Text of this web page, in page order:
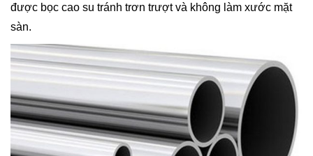
được bọc cao su tránh trơn trượt và không làm xước mặt
sàn.